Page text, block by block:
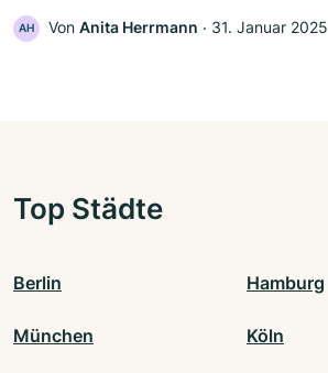
AH Von Anita Herrmann ‧ 31. Januar 2025
Top Städte
Berlin Hamburg
München Köln